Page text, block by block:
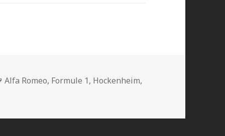
Mots-
Alfa Romeo, Formule 1, Hockenheim,